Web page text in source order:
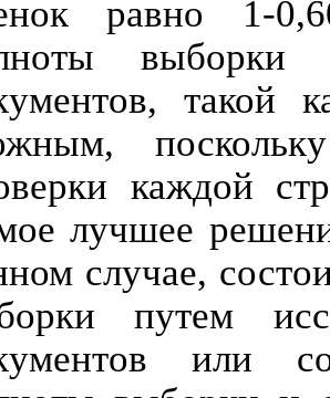
равно 1-
выборки
такой
каждой
лучшее
случае,
путем
или